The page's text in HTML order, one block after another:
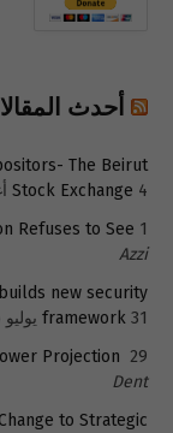
أحدث
The Beirut
Stock Exchange 4 أغسطس 2026
Refuses to See 1 أغسطس 2026
Azzi
new security
framework 31 يوليو 2026
Projection 29 يوليو 2026
Dent
to Strategic